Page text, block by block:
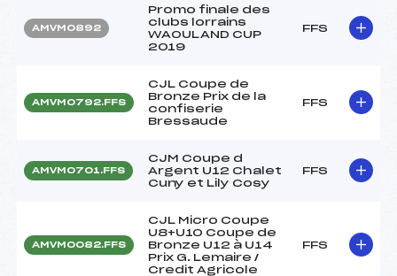
AMVM0892
Promo finale des
clubs lorrains
WAOULAND CUP
2019
FFS
AMVM0792.FFS
CJL Coupe de
Bronze Prix de la
confiserie
Bressaude
FFS
AMVM0701.FFS
CJM Coupe d
Argent U12 Chalet
Cuny et Lily Cosy
FFS
AMVM0082.FFS
CJL Micro Coupe
U8+U10 Coupe de
Bronze U12 à U14
Prix G. Lemaire /
Credit Agricole
FFS